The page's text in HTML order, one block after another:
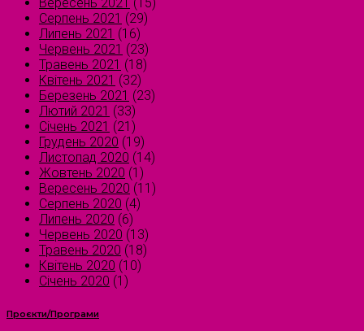
Серпень 2021 (29)
Липень 2021 (16)
Червень 2021 (23)
Травень 2021 (18)
Квітень 2021 (32)
Березень 2021 (23)
Лютий 2021 (33)
Січень 2021 (21)
Грудень 2020 (19)
Листопад 2020 (14)
Жовтень 2020 (1)
Вересень 2020 (11)
Серпень 2020 (4)
Липень 2020 (6)
Червень 2020 (13)
Травень 2020 (18)
Квітень 2020 (10)
Січень 2020 (1)
Проєкти/Програми